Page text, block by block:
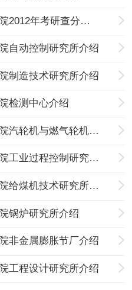
上海发电设备成套设计研究院2012年考研查分信息
自动控制研究所介绍
制造技术研究所介绍
检测中心介绍
上海发电设备成套设计研究院汽轮机与燃气轮机研究所介绍
上海发电设备成套设计研究院工业过程控制研究所介绍
上海发电设备成套设计研究院给煤机技术研究所介绍
锅炉研究所介绍
非金属膨胀节厂介绍
工程设计研究所介绍